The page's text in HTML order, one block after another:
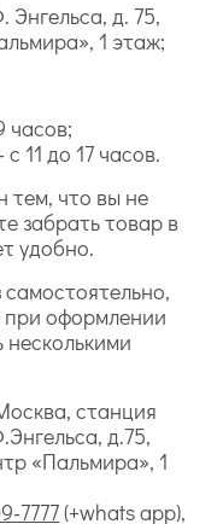
Энгельса, д. 75,
1 этаж;
часов;
11 до 17 часов.
тем, что вы не
забрать товар в
удобно.
самостоятельно,
при оформлении
станция
д.75,
«Пальмира», 1
7777(+whats app),